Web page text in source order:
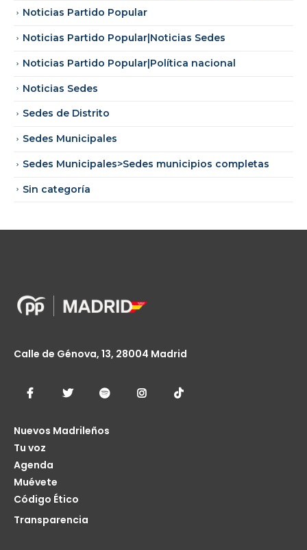
Noticias Partido Popular
Noticias Partido Popular|Noticias Sedes
Noticias Partido Popular|Política nacional
Noticias Sedes
Sedes de Distrito
Sedes Municipales
Sedes Municipales>Sedes municipios completas
Sin categoría
Calle de Génova, 13, 28004 Madrid
Nuevos Madrileños
Tu voz
Agenda
Muévete
Código Ético
Transparencia